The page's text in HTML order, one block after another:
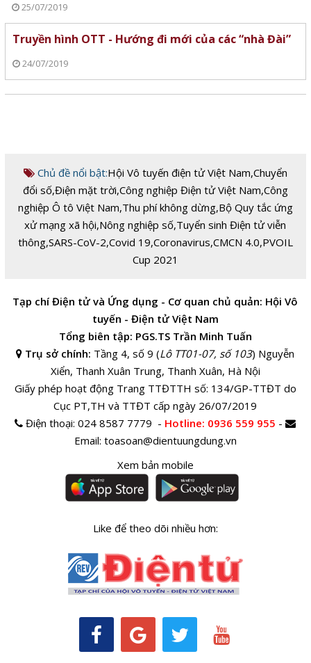
25/07/2019
Truyền hình OTT - Hướng đi mới của các “nhà Đài”
24/07/2019
Chủ đề nổi bật:Hội Vô tuyến điện tử Việt Nam,Chuyển
đổi số,Điện mặt trời,Công nghiệp Điện tử Việt Nam,Công
nghiệp Ô tô Việt Nam,Thu phí không dừng,Bộ Quy tắc ứng
xử mạng xã hội,Nông nghiệp số,Tuyển sinh Điện tử viễn
thông,SARS-CoV-2,Covid 19,Coronavirus,CMCN 4.0,PVOIL
Cup 2021
Tạp chí Điện tử và Ứng dụng - Cơ quan chủ quản: Hội Vô
tuyến - Điện tử Việt Nam
Tổng biên tập: PGS.TS Trần Minh Tuấn
Trụ sở chính: Tầng 4, số 9 (Lô TT01-07, số 103) Nguyễn
Xiển, Thanh Xuân Trung, Thanh Xuân, Hà Nội
Giấy phép hoạt động Trang TTĐTTH số: 134/GP-TTĐT do
Cục PT,TH và TTĐT cấp ngày 26/07/2019
Điện thoại:024 8587 7779 - Hotline: 0936 559 955 -
Email: toasoan@dientuungdung.vn
Xem bản mobile
Like để theo dõi nhiều hơn: